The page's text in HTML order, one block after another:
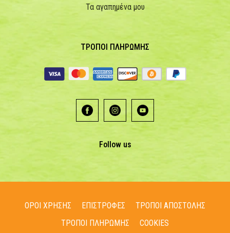
Τα αγαπημένα μου
ΤΡΟΠΟΙ ΠΛΗΡΩΜΗΣ
Follow us
ΟΡΟΙ ΧΡΗΣΗΣ ΕΠΙΣΤΡΟΦΕΣ
ΤΡΟΠΟΙ ΑΠΟΣΤΟΛΗΣ
ΤΡΟΠΟΙ ΠΛΗΡΩΜΗΣ
COOKIES